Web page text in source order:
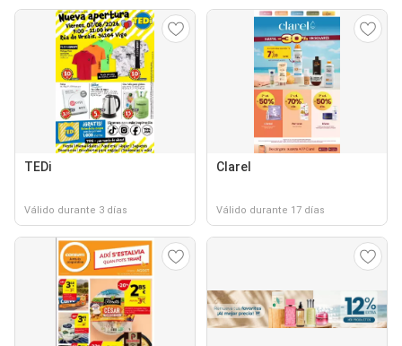
TEDi
Válido durante 3 días
Clarel
Válido durante 17 días